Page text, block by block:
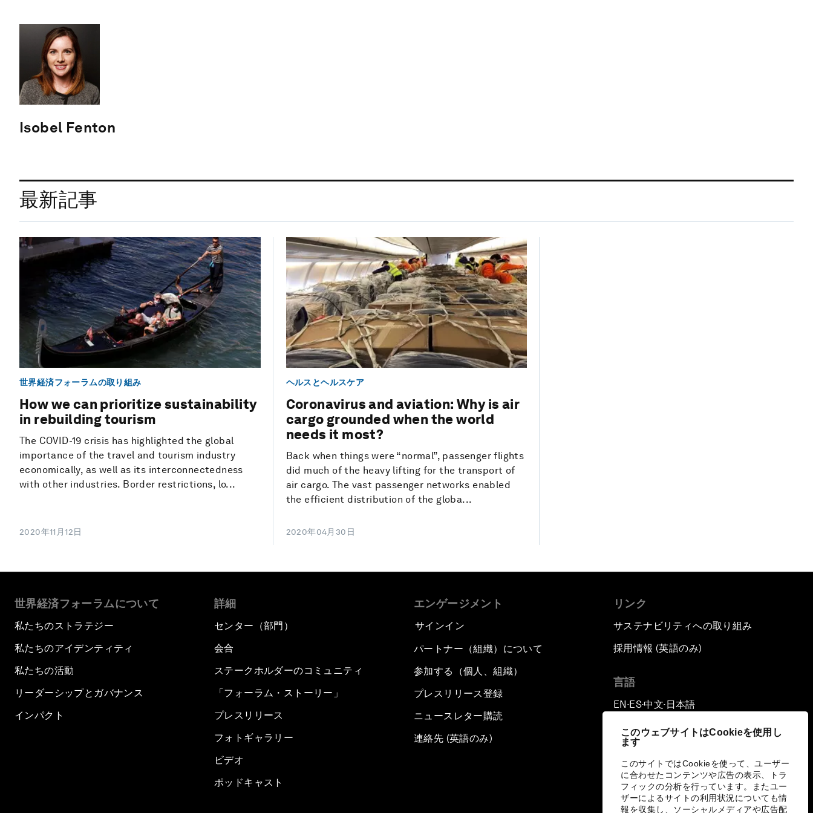
このウェブサイトはCookieを使用し
ます
このサイトではCookieを使って、ユーザー
に合わせたコンテンツや広告の表示、トラ
フィックの分析を行っています。またユー
ザーによるサイトの利用状況についても情
報を収集し、ソーシャルメディアや広告配
Isobel Fenton
最新記事
世界経済フォーラムの取り組み
How we can prioritize sustainability
in rebuilding tourism
The COVID-19 crisis has highlighted the global
importance of the travel and tourism industry
economically, as well as its interconnectedness
with other industries. Border restrictions, lo...
2020年11月12日
ヘルスとヘルスケア
Coronavirus and aviation: Why is air
cargo grounded when the world
needs it most?
Back when things were “normal”, passenger flights
did much of the heavy lifting for the transport of
air cargo. The vast passenger networks enabled
the efficient distribution of the globa...
2020年04月30日
世界経済フォーラムについて
私たちのストラテジー
私たちのアイデンティティ
私たちの活動
リーダーシップとガバナンス
インパクト
詳細
センター（部門）
会合
ステークホルダーのコミュニティ
「フォーラム・ストーリー」
プレスリリース
フォトギャラリー
ビデオ
ポッドキャスト
エンゲージメント
サインイン
パートナー（組織）について
参加する（個人、組織）
プレスリリース登録
ニュースレター購読
連絡先 (英語のみ)
リンク
サステナビリティへの取り組み
採用情報 (英語のみ)
言語
EN ▪ ES▪中文▪ 日本語